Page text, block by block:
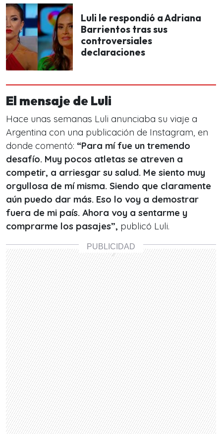
Luli le respondió a Adriana
Barrientos tras sus
controversiales
declaraciones
El mensaje de Luli
Hace unas semanas Luli anunciaba su viaje a
Argentina con una publicación de Instagram, en
donde comentó: “Para mí fue un tremendo
desafío. Muy pocos atletas se atreven a
competir, a arriesgar su salud. Me siento muy
orgullosa de mí misma. Siendo que claramente
aún puedo dar más. Eso lo voy a demostrar
fuera de mi país. Ahora voy a sentarme y
comprarme los pasajes”, publicó Luli.